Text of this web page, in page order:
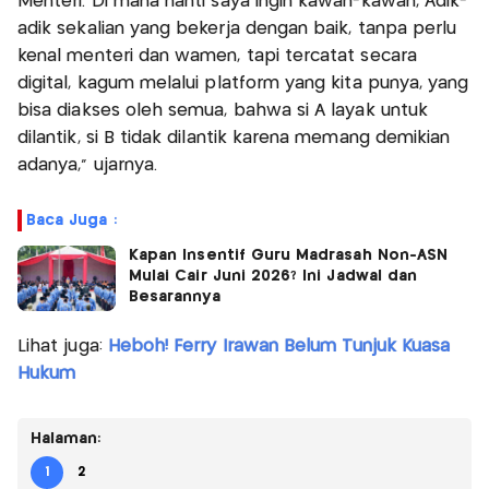
adik sekalian yang bekerja dengan baik, tanpa perlu
kenal menteri dan wamen, tapi tercatat secara
digital, kagum melalui platform yang kita punya, yang
bisa diakses oleh semua, bahwa si A layak untuk
dilantik, si B tidak dilantik karena memang demikian
adanya," ujarnya.
Baca Juga :
Kapan Insentif Guru Madrasah Non-ASN
Mulai Cair Juni 2026? Ini Jadwal dan
Besarannya
Lihat juga: Heboh! Ferry Irawan Belum Tunjuk Kuasa
Hukum
Halaman:
1 2